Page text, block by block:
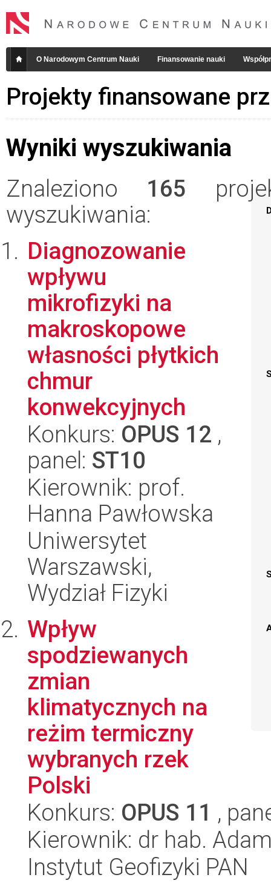
O Narodowym Centrum Nauki Finansowanie nauki
Projekty finansowane
Wyniki wyszukiwania
Znaleziono 165
wyszukiwania:
Diagnozowanie
wpływu
mikrofizyki na
makroskopowe
własności płytkich
chmur
konwekcyjnych
Konkurs: OPUS 12 ,
panel: ST10
Kierownik: prof.
Hanna Pawłowska
Uniwersytet
Warszawski,
Wydział Fizyki
Wpływ
spodziewanych
zmian
klimatycznych na
reżim termiczny
wybranych rzek
Polski
Konkurs: OPUS 11 ,
Kierownik: dr hab.
Instytut Geofizyki PAN